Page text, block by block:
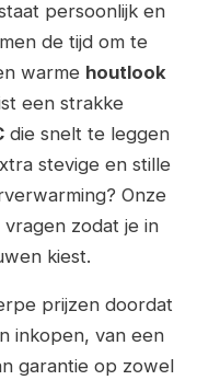
persoonlijk en
de tijd om te
warme houtlook
een strakke
die snelt te leggen
stevige en stille
Onze
zodat je in
kiest.
prijzen doordat
inkopen, van een
garantie op zowel